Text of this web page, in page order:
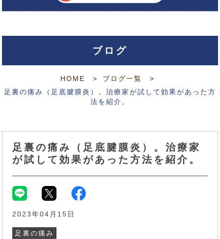
ブログ
HOME
ブログ一覧
足裏の痛み（足底腱膜炎）。治療家が試して効果があった方
法を紹介。
足裏の痛み（足底腱膜炎）。治療家
が試して効果があった方法を紹介。
2023年04月15日
足裏の痛み